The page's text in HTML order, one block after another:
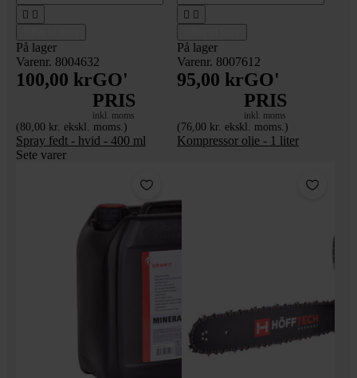
 
På lager
Varenr. 8004632
100,00 krGO'
PRIS
inkl. moms
(80,00 kr. ekskl. moms.)
Spray fedt - hvid - 400 ml
 
På lager
Varenr. 8007612
95,00 krGO'
PRIS
inkl. moms
(76,00 kr. ekskl. moms.)
Kompressor olie - 1 liter
Sete varer